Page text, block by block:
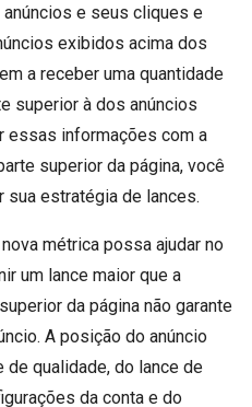
e seus cliques e
exibidos acima dos
a receber uma quantidade
superior à dos anúncios
essas informações com a
superior da página, você
sua estratégia de lances.
métrica possa ajudar no
um lance maior que a
da página não garante
A posição do anúncio
qualidade, do lance de
da conta e do